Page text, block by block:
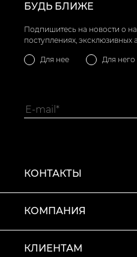
БУДЬ БЛИЖЕ
Подпишитесь на новости о
поступлениях, эксклюзивных
Для нее Для него
КОНТАКТЫ
КОМПАНИЯ
КЛИЕНТАМ